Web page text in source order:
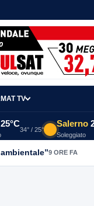
TV
25°C
34° / 25°
Salerno
Soleggiato
9 ORE FA